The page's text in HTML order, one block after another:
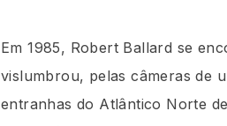
Em 1985, Robert Ballard se
vislumbrou, pelas câmeras de
entranhas do Atlântico Norte